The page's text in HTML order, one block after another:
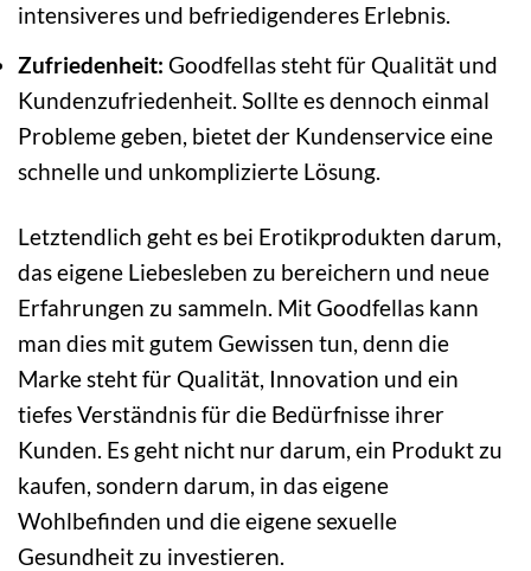
intensiveres und befriedigenderes Erlebnis.
Zufriedenheit: Goodfellas steht für Qualität und
Kundenzufriedenheit. Sollte es dennoch einmal
Probleme geben, bietet der Kundenservice eine
schnelle und unkomplizierte Lösung.
Letztendlich geht es bei Erotikprodukten darum,
das eigene Liebesleben zu bereichern und neue
Erfahrungen zu sammeln. Mit Goodfellas kann
man dies mit gutem Gewissen tun, denn die
Marke steht für Qualität, Innovation und ein
tiefes Verständnis für die Bedürfnisse ihrer
Kunden. Es geht nicht nur darum, ein Produkt zu
kaufen, sondern darum, in das eigene
Wohlbefinden und die eigene sexuelle
Gesundheit zu investieren.